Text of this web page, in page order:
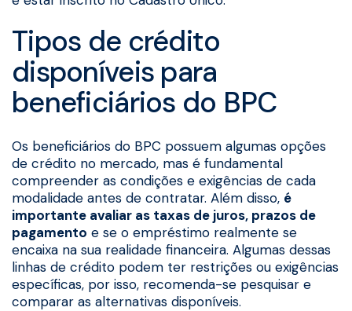
Tipos de crédito
disponíveis para
beneficiários do BPC
Os beneficiários do BPC possuem algumas opções
de crédito no mercado, mas é fundamental
compreender as condições e exigências de cada
modalidade antes de contratar. Além disso, é
importante avaliar as taxas de juros, prazos de
pagamento e se o empréstimo realmente se
encaixa na sua realidade financeira. Algumas dessas
linhas de crédito podem ter restrições ou exigências
específicas, por isso, recomenda-se pesquisar e
comparar as alternativas disponíveis.